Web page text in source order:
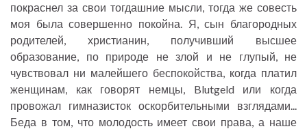
покраснел за свои тогдашние мысли, тогда же совесть
моя была совершенно покойна. Я, сын благородных
родителей, христианин, получивший высшее
образование, по природе не злой и не глупый, не
чувствовал ни малейшего беспокойства, когда платил
женщинам, как говорят немцы, Blutgeld или когда
провожал гимназисток оскорбительными взглядами...
Беда в том, что молодость имеет свои права, а наше